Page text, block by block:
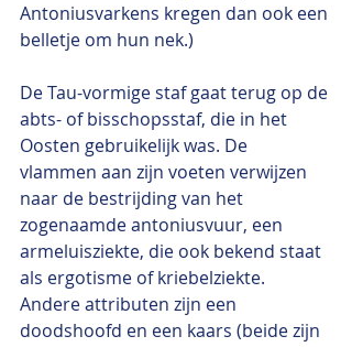
Antoniusvarkens kregen dan ook een
belletje om hun nek.)
De Tau-vormige staf gaat terug op de
abts- of bisschopsstaf, die in het
Oosten gebruikelijk was. De
vlammen aan zijn voeten verwijzen
naar de bestrijding van het
zogenaamde antoniusvuur, een
armeluisziekte, die ook bekend staat
als ergotisme of kriebelziekte.
Andere attributen zijn een
doodshoofd en een kaars (beide zijn